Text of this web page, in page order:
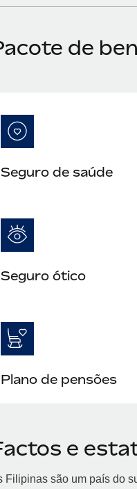
de
Seguro de saúde
Seguro ótico
Plano de pensões
e
Filipinas são um país do